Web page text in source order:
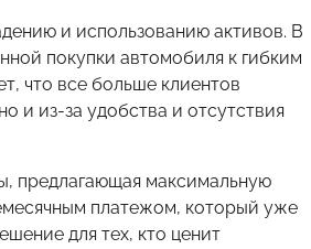
и использованию активов. В
покупки автомобиля к гибким
что все больше клиентов
и из-за удобства и отсутствия
предлагающая максимальную
платежом, который уже
для тех, кто ценит